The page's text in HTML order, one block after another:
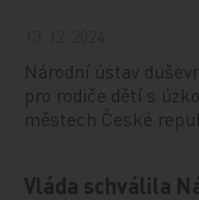
Národní ústav
pro rodiče dětí s
městech České
Vláda schválila